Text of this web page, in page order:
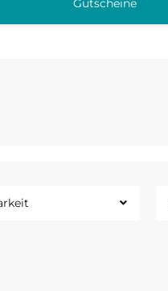
Gutscheine